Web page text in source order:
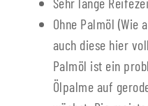
Ohne Palmöl (Wie
auch diese hier
Palmöl ist ein
Ölpalme auf